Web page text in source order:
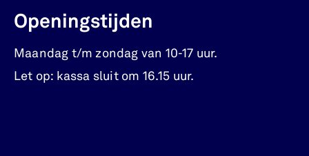
Openingstijden
Maandag t/m zondag van 10-17 uur.
Let op: kassa sluit om 16.15 uur.